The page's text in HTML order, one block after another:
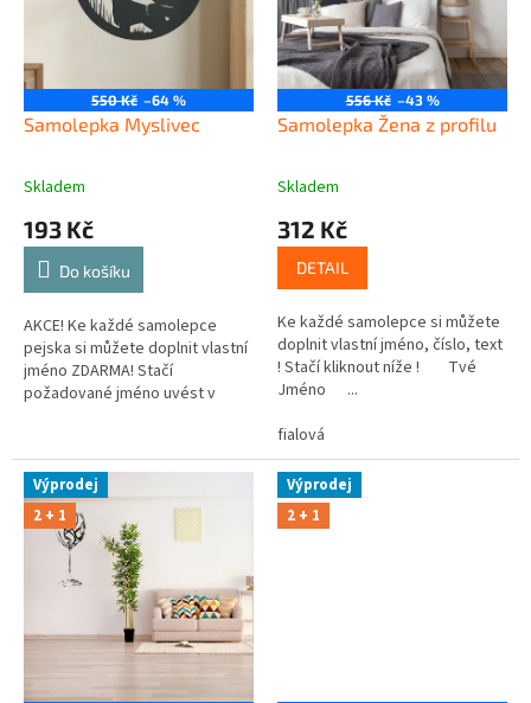
550 Kč –64 %
Samolepka Myslivec
Skladem
193 Kč
Do košíku
AKCE! Ke každé samolepce
pejska si můžete doplnit vlastní
jméno ZDARMA! Stačí
požadované jméno uvést v
556 Kč –43 %
Samolepka Žena z profilu
Skladem
312 Kč
DETAIL
Ke každé samolepce si můžete
doplnit vlastní jméno, číslo, text
! Stačí kliknout níže ! Tvé
Jméno ...
fialová
Výprodej
2 + 1
Výprodej
2 + 1